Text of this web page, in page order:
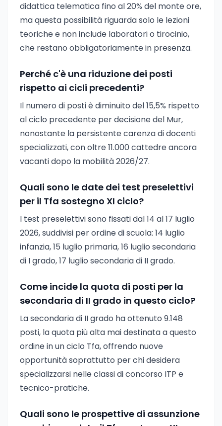
didattica telematica fino al 20% del monte ore,
ma questa possibilità riguarda solo le lezioni
teoriche e non include laboratori o tirocinio,
che restano obbligatoriamente in presenza.
Perché c'è una riduzione dei posti
rispetto ai cicli precedenti?
Il numero di posti è diminuito del 15,5% rispetto
al ciclo precedente per decisione del Mur,
nonostante la persistente carenza di docenti
specializzati, con oltre 11.000 cattedre ancora
vacanti dopo la mobilità 2026/27.
Quali sono le date dei test preselettivi
per il Tfa sostegno XI ciclo?
I test preselettivi sono fissati dal 14 al 17 luglio
2026, suddivisi per ordine di scuola: 14 luglio
infanzia, 15 luglio primaria, 16 luglio secondaria
di I grado, 17 luglio secondaria di II grado.
Come incide la quota di posti per la
secondaria di II grado in questo ciclo?
La secondaria di II grado ha ottenuto 9.148
posti, la quota più alta mai destinata a questo
ordine in un ciclo Tfa, offrendo nuove
opportunità soprattutto per chi desidera
specializzarsi nelle classi di concorso ITP e
tecnico-pratiche.
Quali sono le prospettive di assunzione